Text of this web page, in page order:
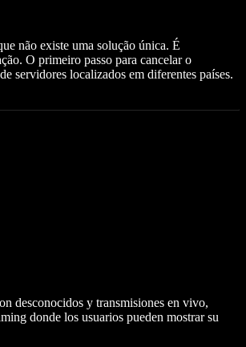
não existe uma solução única. É
O primeiro passo para cancelar o
servidores localizados em diferentes países.
desconocidos y transmisiones en vivo,
donde los usuarios pueden mostrar su